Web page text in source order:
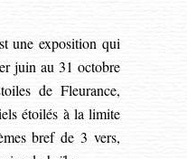
une exposition qui
juin au 31 octobre
de Fleurance,
étoilés à la limite
bref de 3 vers,